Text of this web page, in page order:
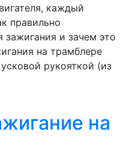
каждый
правильно
зажигания и зачем это
на трамблере
рукояткой (из
на